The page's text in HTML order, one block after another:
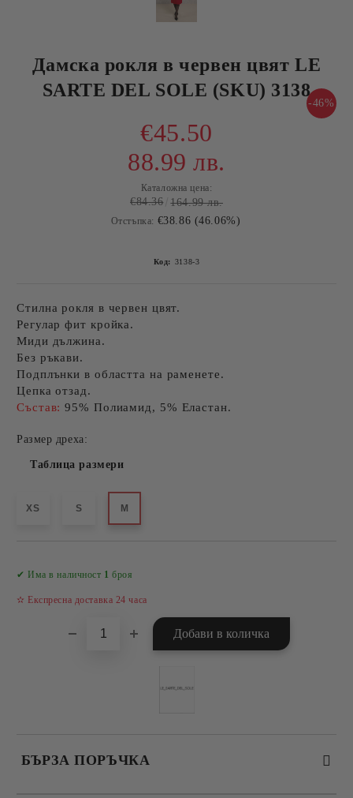
Дамска рокля в червен цвят LE
SARTE DEL SOLE (SKU) 3138
-46%
€45.50
88.99 лв.
Каталожна цена:
€84.36 164.99 лв.
Отстъпка: €38.86 (46.06%)
Код: 3138-3
Стилна рокля в червен цвят.
Регулар фит кройка.
Миди дължина.
Без ръкави.
Подплънки в областта на раменете.
Цепка отзад.
Състав:95% Полиамид, 5% Еластан.
Размер дреха:
Таблица размери
XS S M
✔ Има в наличност 1 броя
✫ Експресна доставка 24 часа
БЪРЗА ПОРЪЧКА